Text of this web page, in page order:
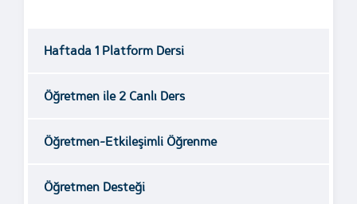
Haftada 1 Platform Dersi
Öğretmen ile 2 Canlı Ders
Öğretmen-Etkileşimli Öğrenme
Öğretmen Desteği